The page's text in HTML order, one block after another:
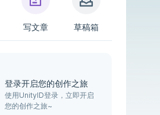
写文章 草稿箱
登录开启您的创作之旅
使用UnityID登录，立即开启
您的创作之旅~